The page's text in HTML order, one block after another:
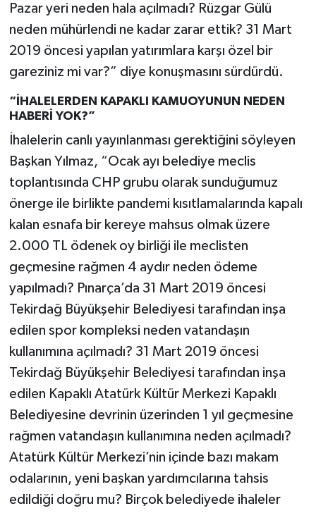
Pazar yeri neden hala açılmadı? Rüzgar Gülü
neden mühürlendi ne kadar zarar ettik? 31 Mart
2019 öncesi yapılan yatırımlara karşı özel bir
gareziniz mi var?” diye konuşmasını sürdürdü.
“İHALELERDEN KAPAKLI KAMUOYUNUN NEDEN
HABERİ YOK?”
İhalelerin canlı yayınlanması gerektiğini söyleyen
Başkan Yılmaz, “Ocak ayı belediye meclis
toplantısında CHP grubu olarak sunduğumuz
önerge ile birlikte pandemi kısıtlamalarında kapalı
kalan esnafa bir kereye mahsus olmak üzere
2.000 TL ödenek oy birliği ile meclisten
geçmesine rağmen 4 aydır neden ödeme
yapılmadı? Pınarça’da 31 Mart 2019 öncesi
Tekirdağ Büyükşehir Belediyesi tarafından inşa
edilen spor kompleksi neden vatandaşın
kullanımına açılmadı? 31 Mart 2019 öncesi
Tekirdağ Büyükşehir Belediyesi tarafından inşa
edilen Kapaklı Atatürk Kültür Merkezi Kapaklı
Belediyesine devrinin üzerinden 1 yıl geçmesine
rağmen vatandaşın kullanımına neden açılmadı?
Atatürk Kültür Merkezi’nin içinde bazı makam
odalarının, yeni başkan yardımcılarına tahsis
edildiği doğru mu? Birçok belediyede ihaleler